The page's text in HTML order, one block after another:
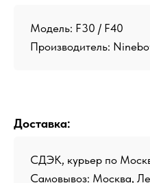
Модель: F30 / F40
Производитель:
Доставка:
СДЭК, курьер по
Самовывоз: Москва,